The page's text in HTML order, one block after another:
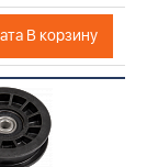
В корзину